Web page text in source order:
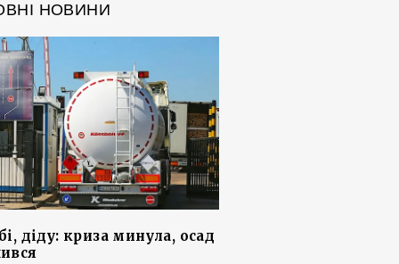
НОВИНИ
діду: криза минула, осад